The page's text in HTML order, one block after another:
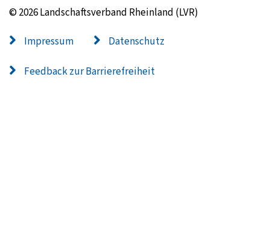
© 2026 Landschaftsverband Rheinland (LVR)
Impressum Datenschutz
Feedback zur Barrierefreiheit